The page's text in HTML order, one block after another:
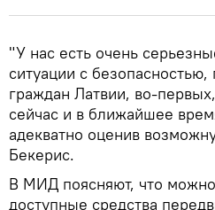
"У нас есть очень
ситуации с
граждан Латвии, во-
сейчас и в ближайшее
адекватно оценив
Бекерис.
В МИД поясняют, что
доступные средства